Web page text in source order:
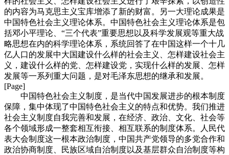
的内容为马克思主义宝库增添了新的财富。另一大理论成果是
中国特色社会主义理论体系。中国特色社会主义理论体系是包
括邓小平理论、“三个代表”重要思想以及科学发展观等重大战
略思想在内的科学理论体系，系统回答了在中国这样一个十几
亿人口的发展中大国建设什么样的社会主义、怎样建设社会主
义，建设什么样的党、怎样建设党，实现什么样的发展、怎样
发展等一系列重大问题，是对毛泽东思想的继承和发展。
[Page]
中国特色社会主义制度，是当代中国发展进步的根本制度
保障，集中体现了中国特色社会主义的特点和优势。我们推进
社会主义制度自我完善和发展，在经济、政治、文化、社会等
各个领域形成一整套相互衔接、相互联系的制度体系。人民代
表大会制度这一根本政治制度，中国共产党领导的多党合作和
政治协商制度、民族区域自治制度以及基层群众自治制度等构